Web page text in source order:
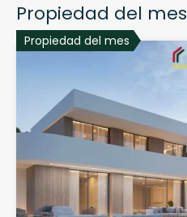
Propiedad del mes
Propiedad del mes